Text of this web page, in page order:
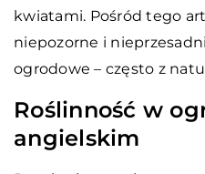
kwiatami. Pośród tego
niepozorne i
ogrodowe – często z
Roślinność w
angielskim